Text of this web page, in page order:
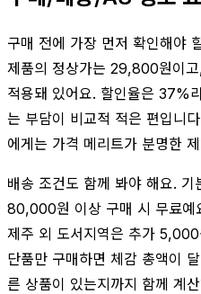
구매 전에 가장 먼저 확인해야
제품의 정상가는 29,800원이
적용돼 있어요. 할인율은 37%
는 부담이 비교적 적은 편입니
에게는 가격 메리트가 분명한
배송 조건도 함께 봐야 해요.
80,000원 이상 구매 시 무료
제주 외 도서지역은 추가
단품만 구매하면 체감 총액이
른 상품이 있는지까지 함께 계